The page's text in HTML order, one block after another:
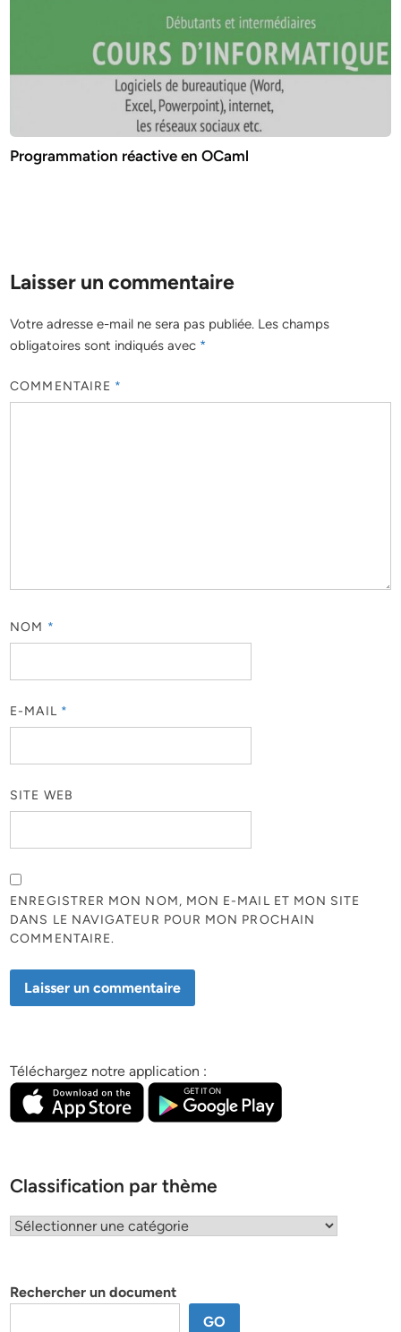
Programmation réactive en OCaml
Laisser un commentaire
Votre adresse e-mail ne sera pas publiée. Les champs
obligatoires sont indiqués avec *
COMMENTAIRE *
NOM *
E-MAIL *
SITE WEB
ENREGISTRER MON NOM, MON E-MAIL ET MON SITE
DANS LE NAVIGATEUR POUR MON PROCHAIN
COMMENTAIRE.
Téléchargez notre application :
Classification par thème
Classification
Rechercher un document
GO